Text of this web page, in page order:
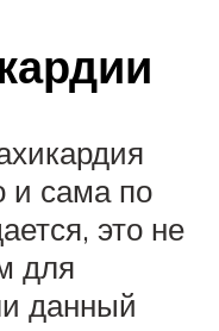
и сама по
это не
для
данный